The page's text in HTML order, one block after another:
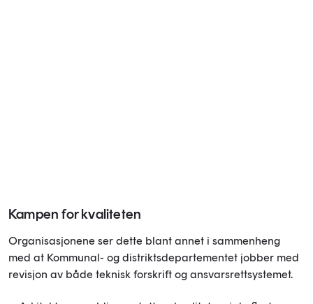
Kampen for kvaliteten
Organisasjonene ser dette blant annet i sammenheng
med at Kommunal- og distriktsdepartementet jobber med
revisjon av både teknisk forskrift og ansvarsrettsystemet.